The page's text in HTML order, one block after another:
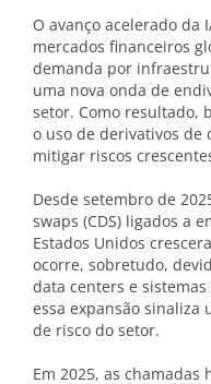
O avanço acelerado da
mercados financeiros
demanda por
uma nova onda de
setor. Como resultado,
o uso de derivativos de
mitigar riscos
Desde setembro de
swaps (CDS) ligados a
Estados Unidos
ocorre, sobretudo,
data centers e
essa expansão
de risco do setor.
Em 2025, as chamadas